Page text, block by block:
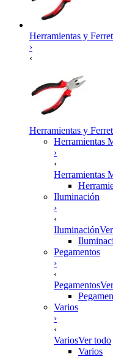
Herramientas y
›
‹
Herramientas y
Herramientas
›
‹
Herramientas
Iluminación
›
‹
Iluminación
Pegamentos
›
‹
Pegamentos
Varios
›
‹
VariosVer todo
Varios